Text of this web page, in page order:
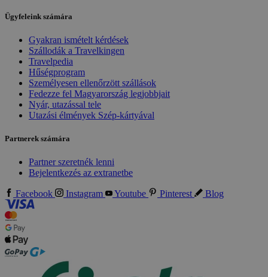
Ügyfeleink számára
Gyakran ismételt kérdések
Szállodák a Travelkingen
Travelpedia
Hűségprogram
Személyesen ellenőrzött szállások
Fedezze fel Magyarország legjobbjait
Nyár, utazással tele
Utazási élmények Szép-kártyával
Partnerek számára
Partner szeretnék lenni
Bejelentkezés az extranetbe
Facebook Instagram Youtube Pinterest Blog